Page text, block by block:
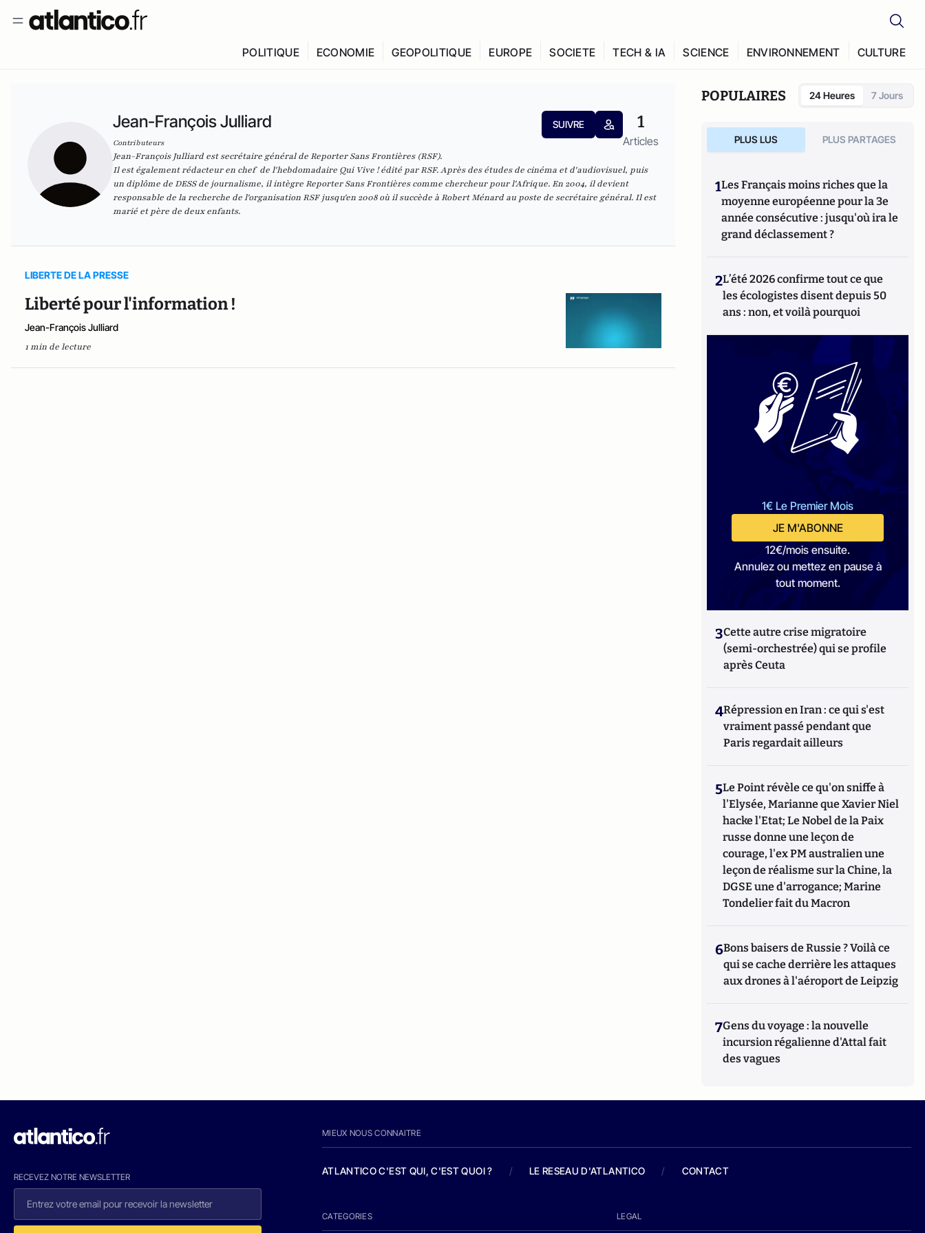
POLITIQUE ECONOMIE GEOPOLITIQUE EUROPE SOCIETE TECH & IA SCIENCE ENVIRONNEMENT CULTURE
Jean-François Julliard
Contributeurs
SUIVRE 1
Articles
Jean-François Julliard est secrétaire général de Reporter Sans Frontières (RSF).
Il est également rédacteur en chef de l'hebdomadaire Qui Vive ! édité par RSF. Après des études de cinéma et d'audiovisuel, puis
un diplôme de DESS de journalisme, il intègre Reporter Sans Frontières comme chercheur pour l'Afrique. En 2004, il devient
responsable de la recherche de l'organisation RSF jusqu'en 2008 où il succède à Robert Ménard au poste de secrétaire général. Il est
marié et père de deux enfants.
LIBERTE DE LA PRESSE
Liberté pour l'information !
Jean-François Julliard
1 min de lecture
POPULAIRES 24 Heures 7 Jours
PLUS LUS PLUS PARTAGES
1Les Français moins riches que la
moyenne européenne pour la 3e
année consécutive : jusqu'où ira le
grand déclassement ?
2L’été 2026 confirme tout ce que
les écologistes disent depuis 50
ans : non, et voilà pourquoi
1€ Le Premier Mois
JE M'ABONNE
12€/mois ensuite.
Annulez ou mettez en pause à
tout moment.
3Cette autre crise migratoire
(semi-orchestrée) qui se profile
après Ceuta
4Répression en Iran : ce qui s'est
vraiment passé pendant que
Paris regardait ailleurs
5Le Point révèle ce qu'on sniffe à
l'Elysée, Marianne que Xavier Niel
hacke l'Etat; Le Nobel de la Paix
russe donne une leçon de
courage, l'ex PM australien une
leçon de réalisme sur la Chine, la
DGSE une d'arrogance; Marine
Tondelier fait du Macron
6Bons baisers de Russie ? Voilà ce
qui se cache derrière les attaques
aux drones à l'aéroport de Leipzig
7Gens du voyage : la nouvelle
incursion régalienne d'Attal fait
des vagues
RECEVEZ NOTRE NEWSLETTER
MIEUX NOUS CONNAITRE
ATLANTICO C'EST QUI, C'EST QUOI ? / LE RESEAU D'ATLANTICO / CONTACT
CATEGORIES LEGAL